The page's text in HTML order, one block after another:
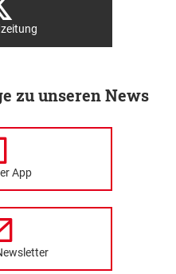
zu unseren News
App